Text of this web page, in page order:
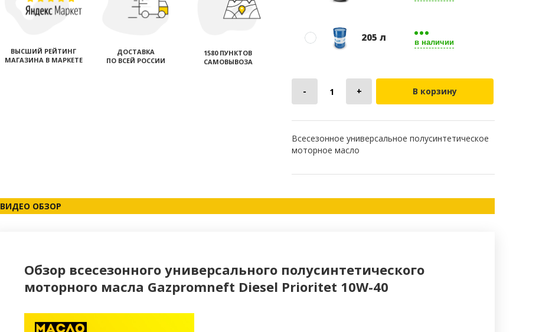
ВЫСШИЙ РЕЙТИНГ
МАГАЗИНА В МАРКЕТЕ
ДОСТАВКА
ПО ВСЕЙ РОССИИ
1580 ПУНКТОВ
САМОВЫВОЗА
205 л в наличии
В корзину
Всесезонное универсальное полусинтетическое
моторное масло
ВИДЕО ОБЗОР
Обзор всесезонного универсального полусинтетического
моторного масла Gazpromneft Diesel Prioritet 10W-40